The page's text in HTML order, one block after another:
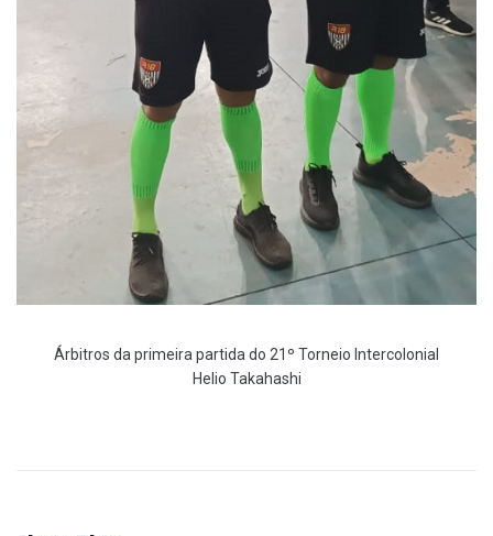
Árbitros da primeira partida do 21º Torneio Intercolonial
Helio Takahashi